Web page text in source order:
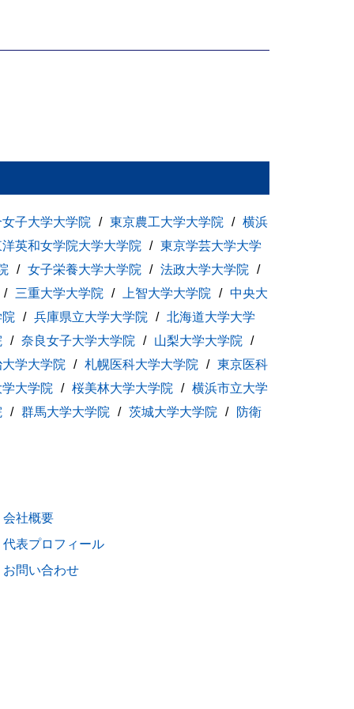
子大学大学院 東京農工大学大学院
横浜
洋英和女学院大学大学院
東京学芸大学大学
女子栄養大学大学院
法政大学大学院
三重大学大学院
上智大学大学院
中央大
兵庫県立大学大学院
北海道大学大学
奈良女子大学大学院
山梨大学大学院
学大学院
札幌医科大学大学院
東京医科
大学院
桜美林大学大学院
横浜市立大学
群馬大学大学院 茨城大学大学院 防衛
会社概要
代表プロフィール
お問い合わせ